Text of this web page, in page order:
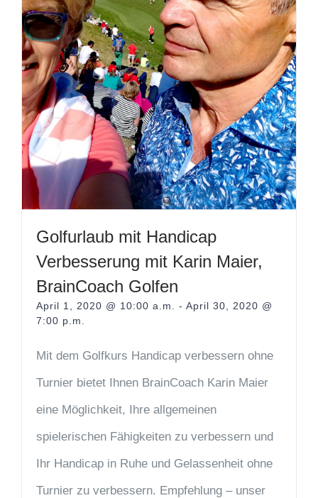
Golfurlaub mit Handicap
Verbesserung mit Karin Maier,
BrainCoach Golfen
April 1, 2020 @ 10:00 a.m. - April 30, 2020 @
7:00 p.m.
Mit dem Golfkurs Handicap verbessern ohne
Turnier bietet Ihnen BrainCoach Karin Maier
eine Möglichkeit, Ihre allgemeinen
spielerischen Fähigkeiten zu verbessern und
Ihr Handicap in Ruhe und Gelassenheit ohne
Turnier zu verbessern. Empfehlung – unser